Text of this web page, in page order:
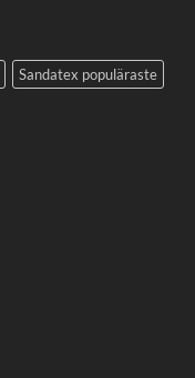
Sandatex populäraste